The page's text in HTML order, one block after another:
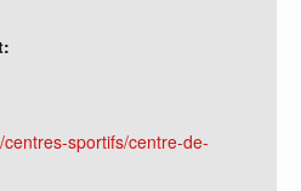
sportifs/centre-de-